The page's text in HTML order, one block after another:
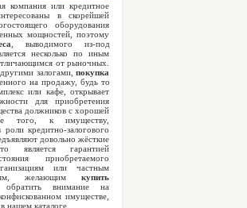
компания или кредитное
в скорейшей
оборудования
мощностей, поэтому
, выводимого из-под
несколько по иным
от рыночных.
залогами,покупка
на продажу, будь то
или кафе, открывает
для приобретения
должников с хорошей
того, к имуществу,
кредитно-залогового
довольно жёсткие
является гарантией
приобретаемого
или частным
желающимкупить
внимание на
имуществе,
нашем каталоге.